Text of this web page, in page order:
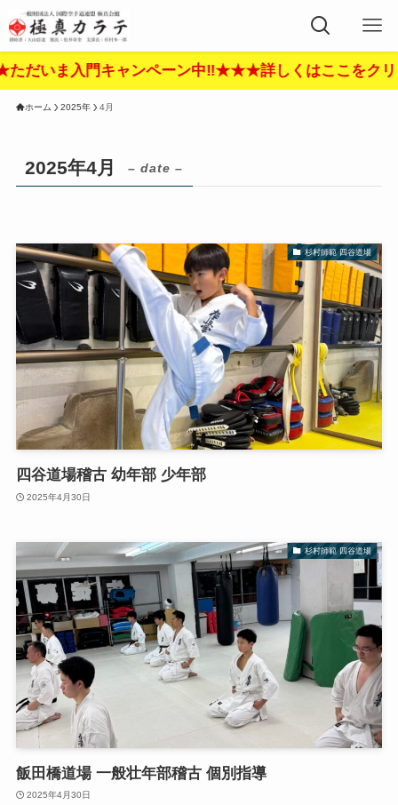
門キャンペーン中‼︎★★★詳しくはここをクリック
ホーム 2025年 4月
2025年4月 – date –
杉村師範 四谷道場
四谷道場稽古 幼年部 少年部
2025年4月30日
杉村師範 四谷道場
飯田橋道場 一般壮年部稽古 個別指導
2025年4月30日